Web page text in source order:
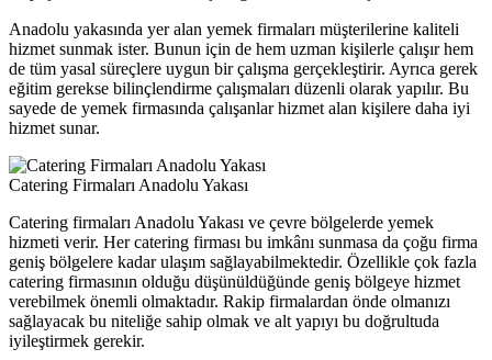
Anadolu yakasında yer alan yemek firmaları müşterilerine kaliteli
hizmet sunmak ister. Bunun için de hem uzman kişilerle çalışır hem
de tüm yasal süreçlere uygun bir çalışma gerçekleştirir. Ayrıca gerek
eğitim gerekse bilinçlendirme çalışmaları düzenli olarak yapılır. Bu
sayede de yemek firmasında çalışanlar hizmet alan kişilere daha iyi
hizmet sunar.
Catering Firmaları Anadolu Yakası
Catering firmaları Anadolu Yakası ve çevre bölgelerde yemek
hizmeti verir. Her catering firması bu imkânı sunmasa da çoğu firma
geniş bölgelere kadar ulaşım sağlayabilmektedir. Özellikle çok fazla
catering firmasının olduğu düşünüldüğünde geniş bölgeye hizmet
verebilmek önemli olmaktadır. Rakip firmalardan önde olmanızı
sağlayacak bu niteliğe sahip olmak ve alt yapıyı bu doğrultuda
iyileştirmek gerekir.